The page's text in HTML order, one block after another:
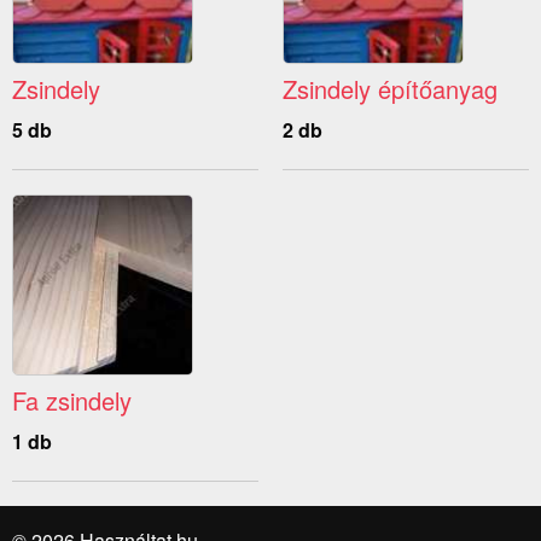
Zsindely
5 db
Zsindely építőanyag
2 db
Fa zsindely
1 db